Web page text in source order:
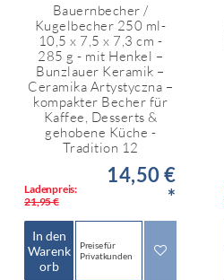
Bauernbecher /
Kugelbecher 250 ml-
10,5 x 7,5 x 7,3 cm -
285 g - mit Henkel –
Bunzlauer Keramik –
Ceramika Artystyczna –
kompakter Becher für
Kaffee, Desserts &
gehobene Küche -
Tradition 12
Ladenpreis:
21,95 €
14,50 €
*
In den
Warenk
orb
Preise für
Privatkunden